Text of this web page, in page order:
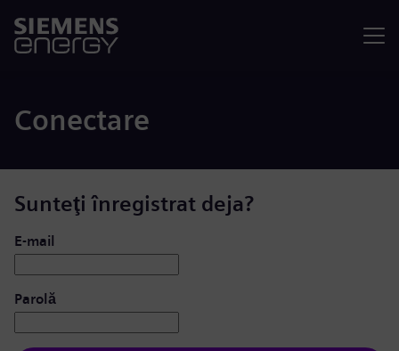
Conectare
Sunteţi înregistrat deja?
Conectare: utilizator și parolă
E-mail
Parolă